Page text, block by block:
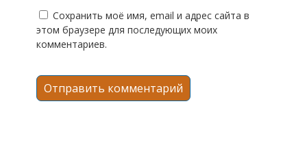
Сохранить моё имя, email и адрес сайта в
этом браузере для последующих моих
комментариев.